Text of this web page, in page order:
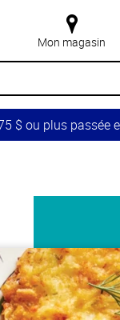
Mon magasin
$ ou plus passée